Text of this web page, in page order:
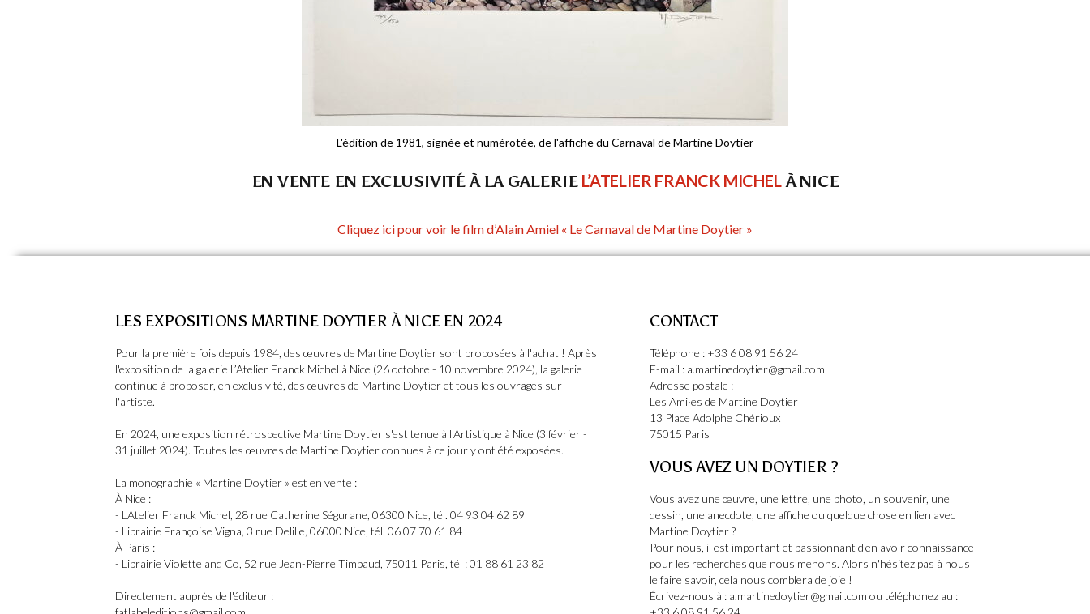
L'édition de 1981, signée et numérotée, de l'affiche du Carnaval de Martine Doytier
EN VENTE EN EXCLUSIVITÉ À LA GALERIE L’ATELIER FRANCK MICHELÀ NICE
Cliquez ici pour voir le film d’Alain Amiel « Le Carnaval de Martine Doytier »
LES EXPOSITIONS MARTINE DOYTIER À NICE EN 2024
Pour la première fois depuis 1984, des œuvres de Martine Doytier sont proposées à l'achat ! Après
l'exposition de la galerie L’Atelier Franck Michel à Nice (26 octobre - 10 novembre 2024), la galerie
continue à proposer, en exclusivité, des œuvres de Martine Doytier et tous les ouvrages sur
l'artiste.
En 2024, une exposition rétrospective Martine Doytier s'est tenue à l'Artistique à Nice (3 février -
31 juillet 2024). Toutes les œuvres de Martine Doytier connues à ce jour y ont été exposées.
La monographie « Martine Doytier » est en vente :
À Nice :
- L'Atelier Franck Michel, 28 rue Catherine Ségurane, 06300 Nice, tél. 04 93 04 62 89
- Librairie Françoise Vigna, 3 rue Delille, 06000 Nice, tél. 06 07 70 61 84
À Paris :
- Librairie Violette and Co, 52 rue Jean-Pierre Timbaud, 75011 Paris, tél : 01 88 61 23 82
Directement auprès de l'éditeur :
CONTACT
Téléphone : +33 6 08 91 56 24
E-mail : a.martinedoytier@gmail.com
Adresse postale :
Les Ami·es de Martine Doytier
13 Place Adolphe Chérioux
75015 Paris
VOUS AVEZ UN DOYTIER ?
Vous avez une œuvre, une lettre, une photo, un souvenir, une
dessin, une anecdote, une affiche ou quelque chose en lien avec
Martine Doytier ?
Pour nous, il est important et passionnant d'en avoir connaissance
pour les recherches que nous menons. Alors n'hésitez pas à nous
le faire savoir, cela nous comblera de joie !
Écrivez-nous à : a.martinedoytier@gmail.com ou téléphonez au :